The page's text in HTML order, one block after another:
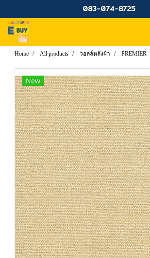
083-074-8725
Home All products วอลล์หลังผ้า PREMIER
New